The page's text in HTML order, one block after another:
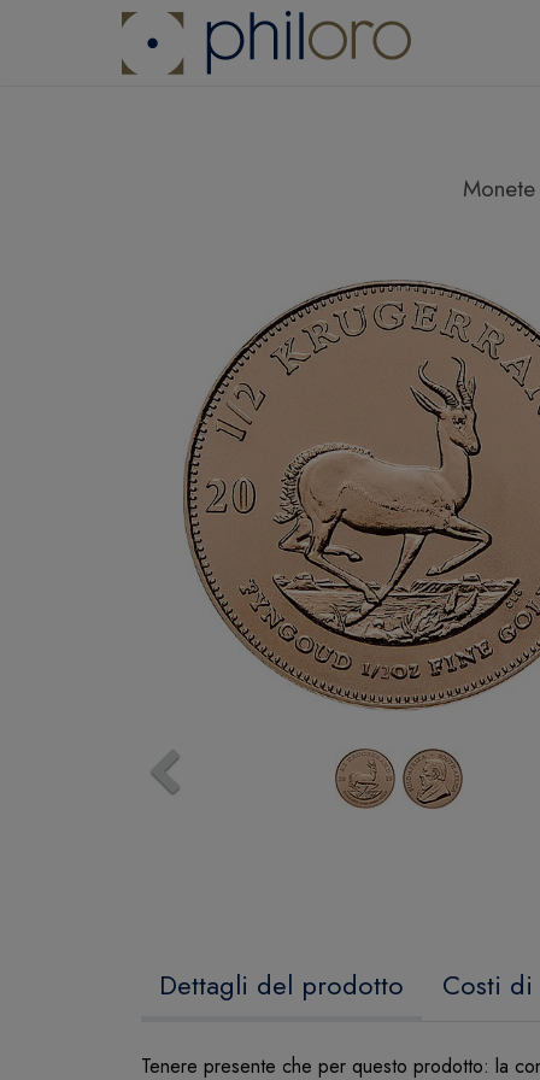
Monete
Dettagli del prodotto Costi
Tenere presente che per questo prodotto: la